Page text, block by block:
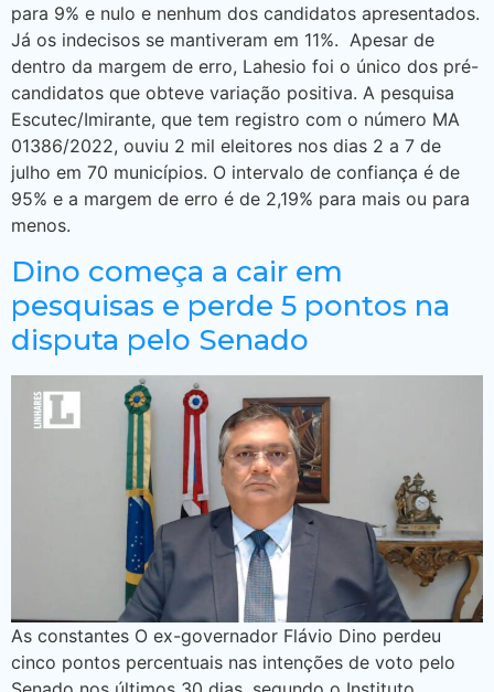
para 9% e nulo e nenhum dos candidatos apresentados.
Já os indecisos se mantiveram em 11%. Apesar de
dentro da margem de erro, Lahesio foi o único dos pré-
candidatos que obteve variação positiva. A pesquisa
Escutec/Imirante, que tem registro com o número MA
01386/2022, ouviu 2 mil eleitores nos dias 2 a 7 de
julho em 70 municípios. O intervalo de confiança é de
95% e a margem de erro é de 2,19% para mais ou para
menos.
Dino começa a cair em
pesquisas e perde 5 pontos na
disputa pelo Senado
As constantes O ex-governador Flávio Dino perdeu
cinco pontos percentuais nas intenções de voto pelo